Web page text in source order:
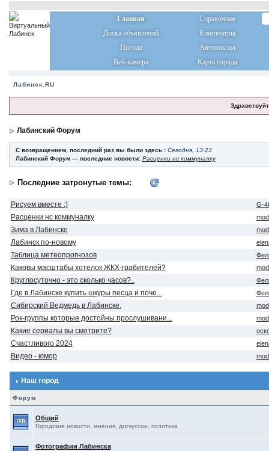
Главная
Справочная
Доска объявлений
Кинотеатры
Погода
Автовокзал
Веб-камера
Карта города
Лабинск.RU
Лабинский Форум
С возвращением, последний раз вы были здесь : Сегодня, 13:23
Лабинский Форум — последние новости: Расценки нс коммуналку
Последние затронутые темы:
Рисуем вместе :) G-
Расценки нс коммуналку
Зима в Лабинске
Лабинск по-новому
Таблица метеопрогнозов
Каковы масштабы хотелок ЖКХ-грабителей?
Круглосуточно - это сколько часов?..
Где в Лабинске купить шкуры песца и поче...
Сибирский Ведмедь в Лабинске.
Рок-группы которые достойны прослушивани...
Какие сериалы вы смотрите?
Счастливого 2024
Видео - юмор
Наш город
Форум
Общий
Городские новости, мнения, дискуссии, политика
Фотографии Лабинска